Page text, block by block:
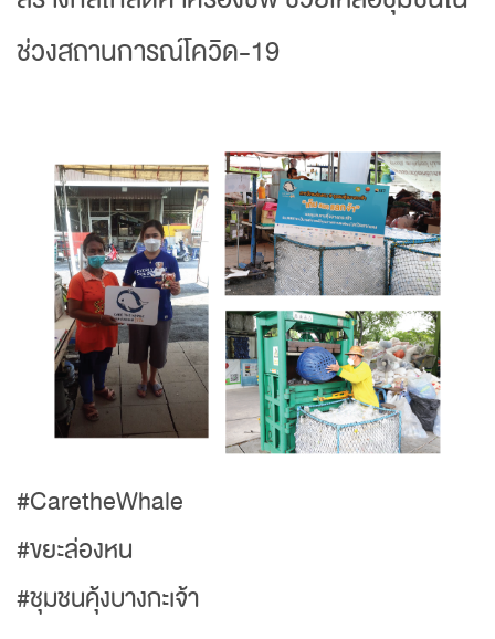
ช่วงสถานการณ์โควิด-19
#CaretheWhale
#ขยะล่องหน
#ชุมชนคุ้งบางกะเจ้า